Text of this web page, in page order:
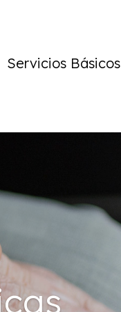
Servicios Básicos